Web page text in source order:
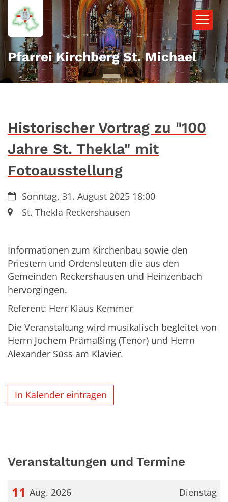
Zum Inhalt springen
Pfarrei Kirchberg St. Michael
Historischer Vortrag zu "100
Jahre St. Thekla" mit
Fotoausstellung
Datum:Sonntag, 31. August 2025 18:00
Ort:St. Thekla Reckershausen
Informationen zum Kirchenbau sowie den
Priestern und Ordensleuten die aus den
Gemeinden Reckershausen und Heinzenbach
hervorgingen.
Referent: Herr Klaus Kemmer
Die Veranstaltung wird musikalisch begleitet von
Herrn Jochem Prämaßing (Tenor) und Herrn
Alexander Süss am Klavier.
In Kalender eintragen
Veranstaltungen und Termine
Dienstag
11 Aug. 2026